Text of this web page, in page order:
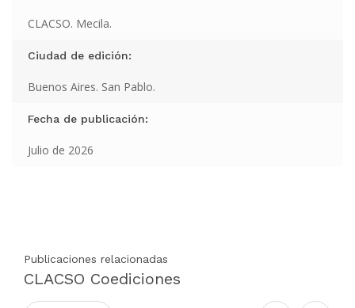
CLACSO. Mecila.
Ciudad de edición:
Buenos Aires. San Pablo.
Fecha de publicación:
Julio de 2026
Publicaciones relacionadas
CLACSO Coediciones